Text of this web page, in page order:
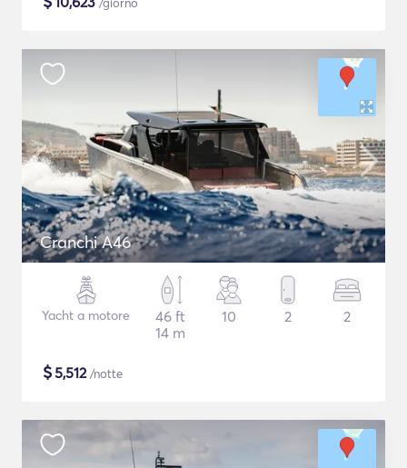
Cranchi A46
Yacht a motore
46 ft
14 m
10 2 2
$5,512/notte